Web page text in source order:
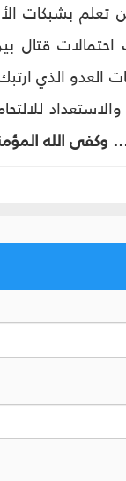
بشبكات
قتال
العدو الذي
الله